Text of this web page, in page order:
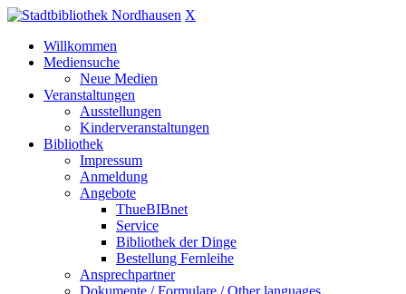
X
Willkommen
Mediensuche
Neue Medien
Veranstaltungen
Ausstellungen
Kinderveranstaltungen
Bibliothek
Impressum
Anmeldung
Angebote
ThueBIBnet
Service
Bibliothek der Dinge
Bestellung Fernleihe
Ansprechpartner
Dokumente / Formulare / Other languages